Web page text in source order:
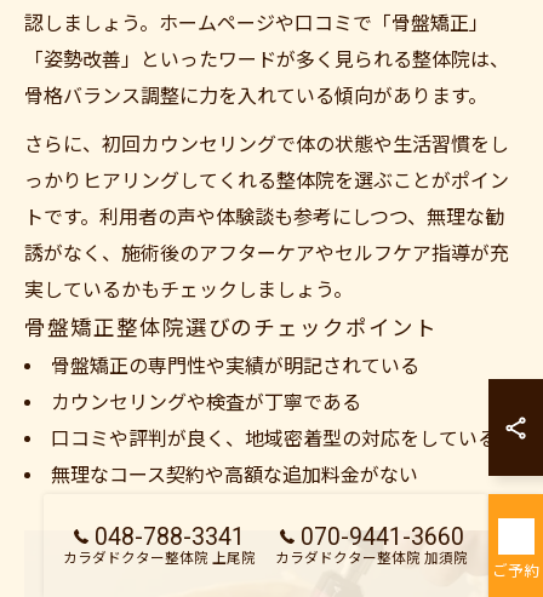
認しましょう。ホームページや口コミで「骨盤矯正」
「姿勢改善」といったワードが多く見られる整体院は、
骨格バランス調整に力を入れている傾向があります。
さらに、初回カウンセリングで体の状態や生活習慣をし
っかりヒアリングしてくれる整体院を選ぶことがポイン
トです。利用者の声や体験談も参考にしつつ、無理な勧
誘がなく、施術後のアフターケアやセルフケア指導が充
実しているかもチェックしましょう。
骨盤矯正整体院選びのチェックポイント
骨盤矯正の専門性や実績が明記されている
カウンセリングや検査が丁寧である
口コミや評判が良く、地域密着型の対応をしている
無理なコース契約や高額な追加料金がない
048-788-3341
カラダドクター整体院 上尾院
070-9441-3660
カラダドクター整体院 加須院
ご予約
カラダドクター
カラダドクター整